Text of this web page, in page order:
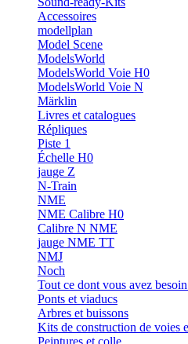
Accessoires
modellplan
Model Scene
ModelsWorld
ModelsWorld Voie H0
ModelsWorld Voie N
Märklin
Livres et catalogues
Répliques
Piste 1
Échelle H0
jauge Z
N-Train
NME
NME Calibre H0
Calibre N NME
jauge NME TT
NMJ
Noch
Tout ce dont vous avez
Ponts et viaducs
Arbres et buissons
Kits de construction de voies
Peintures et colle